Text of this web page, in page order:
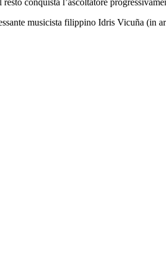
musicista filippino Idris Vicuña (in